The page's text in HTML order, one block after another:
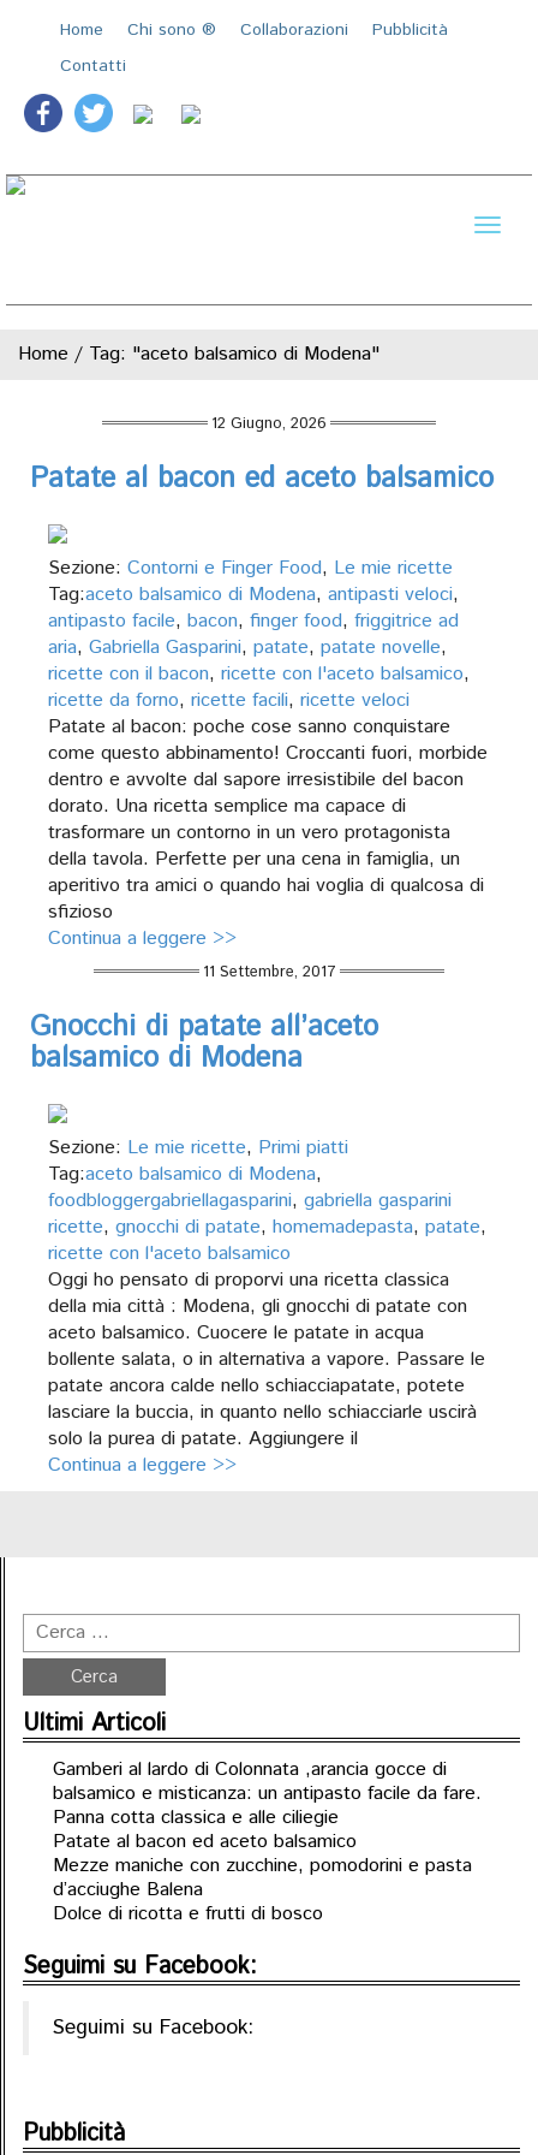
Home Chi sono ®️ Collaborazioni
Pubblicità
Contatti
Home / Tag: "aceto balsamico di Modena"
12 Giugno, 2026
Patate al bacon ed aceto balsamico
Sezione: Contorni e Finger Food, Le mie ricette
Tag:aceto balsamico di Modena, antipasti veloci,
antipasto facile, bacon, finger food, friggitrice ad
aria, Gabriella Gasparini, patate, patate novelle,
ricette con il bacon, ricette con l'aceto balsamico,
ricette da forno, ricette facili, ricette veloci
Patate al bacon: poche cose sanno conquistare
come questo abbinamento! Croccanti fuori, morbide
dentro e avvolte dal sapore irresistibile del bacon
dorato. Una ricetta semplice ma capace di
trasformare un contorno in un vero protagonista
della tavola. Perfette per una cena in famiglia, un
aperitivo tra amici o quando hai voglia di qualcosa di
sfizioso
Continua a leggere >>
11 Settembre, 2017
Gnocchi di patate all’aceto
balsamico di Modena
Sezione: Le mie ricette, Primi piatti
Tag:aceto balsamico di Modena,
foodbloggergabriellagasparini, gabriella gasparini
ricette, gnocchi di patate, homemadepasta, patate,
ricette con l'aceto balsamico
Oggi ho pensato di proporvi una ricetta classica
della mia città : Modena, gli gnocchi di patate con
aceto balsamico. Cuocere le patate in acqua
bollente salata, o in alternativa a vapore. Passare le
patate ancora calde nello schiacciapatate, potete
lasciare la buccia, in quanto nello schiacciarle uscirà
solo la purea di patate. Aggiungere il
Continua a leggere >>
Ultimi Articoli
Gamberi al lardo di Colonnata ,arancia gocce di
balsamico e misticanza: un antipasto facile da fare.
Panna cotta classica e alle ciliegie
Patate al bacon ed aceto balsamico
Mezze maniche con zucchine, pomodorini e pasta
d’acciughe Balena
Dolce di ricotta e frutti di bosco
Seguimi su Facebook:
Seguimi su Facebook:
Pubblicità